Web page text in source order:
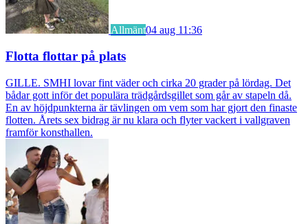
Allmänt04 aug 11:36
Flotta flottar på plats
GILLE. SMHI lovar fint väder och cirka 20 grader på lördag. Det
bådar gott inför det populära trädgårdsgillet som går av stapeln då.
En av höjdpunkterna är tävlingen om vem som har gjort den finaste
flotten. Årets sex bidrag är nu klara och flyter vackert i vallgraven
framför konsthallen.